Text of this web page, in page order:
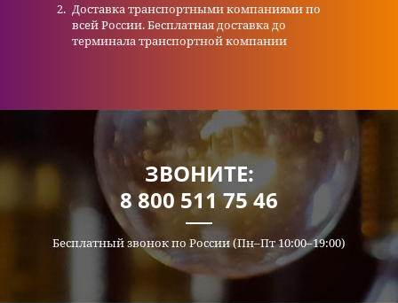
Доставка транспортными компаниями по
всей России. Бесплатная доставка до
терминала транспортной компании
ЗВОНИТЕ:
8 800 511 75 46
Бесплатный звонок по России (Пн–Пт 10:00–19:00)